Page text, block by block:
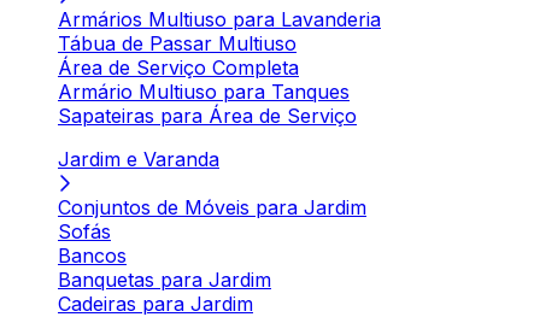
Armários Multiuso para Lavanderia
Tábua de Passar Multiuso
Área de Serviço Completa
Armário Multiuso para Tanques
Sapateiras para Área de Serviço
Jardim e Varanda
Conjuntos de Móveis para Jardim
Sofás
Bancos
Banquetas para Jardim
Cadeiras para Jardim